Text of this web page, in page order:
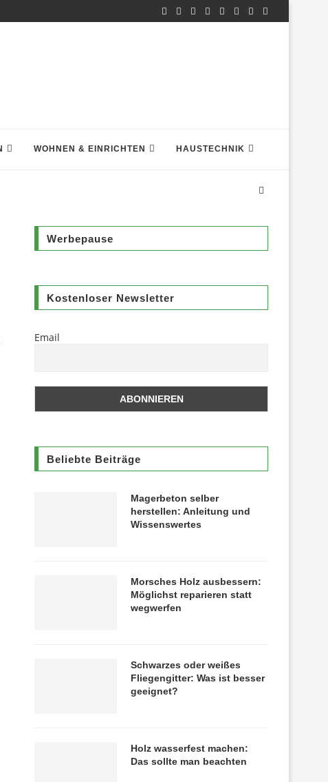
WOHNEN & EINRICHTEN HAUSTECHNIK
Werbepause
Kostenloser Newsletter
Email
Beliebte Beiträge
Magerbeton selber
herstellen: Anleitung und
Wissenswertes
Morsches Holz ausbessern:
Möglichst reparieren statt
wegwerfen
Schwarzes oder weißes
Fliegengitter: Was ist besser
geeignet?
Holz wasserfest machen:
Das sollte man beachten